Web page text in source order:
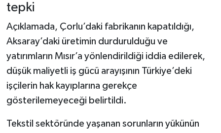
tepki
Açıklamada, Çorlu’daki fabrikanın kapatıldığı,
Aksaray’daki üretimin durdurulduğu ve
yatırımların Mısır’a yönlendirildiği iddia edilerek,
düşük maliyetli iş gücü arayışının Türkiye’deki
işçilerin hak kayıplarına gerekçe
gösterilemeyeceği belirtildi.
Tekstil sektöründe yaşanan sorunların yükünün